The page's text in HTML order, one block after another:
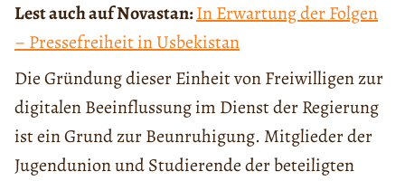
Lest auch auf Novastan:In Erwartung der Folgen
– Pressefreiheit in Usbekistan
Die Gründung dieser Einheit von Freiwilligen zur
digitalen Beeinflussung im Dienst der Regierung
ist ein Grund zur Beunruhigung. Mitglieder der
Jugendunion und Studierende der beteiligten